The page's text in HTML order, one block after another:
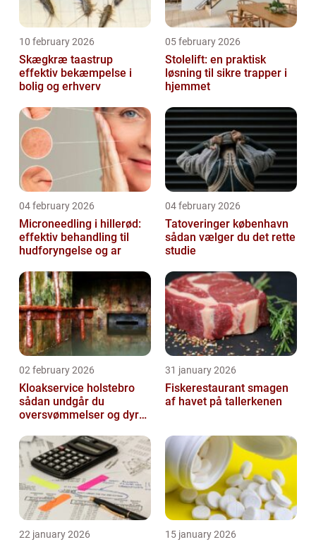
10 february 2026
Skægkræ taastrup
effektiv bekæmpelse i
bolig og erhverv
05 february 2026
Stolelift: en praktisk
løsning til sikre trapper i
hjemmet
04 february 2026
Microneedling i hillerød:
effektiv behandling til
hudforyngelse og ar
04 february 2026
Tatoveringer københavn
sådan vælger du det rette
studie
02 february 2026
Kloakservice holstebro
sådan undgår du
oversvømmelser og dyre
31 january 2026
Fiskerestaurant smagen
af havet på tallerkenen
22 january 2026 15 january 2026